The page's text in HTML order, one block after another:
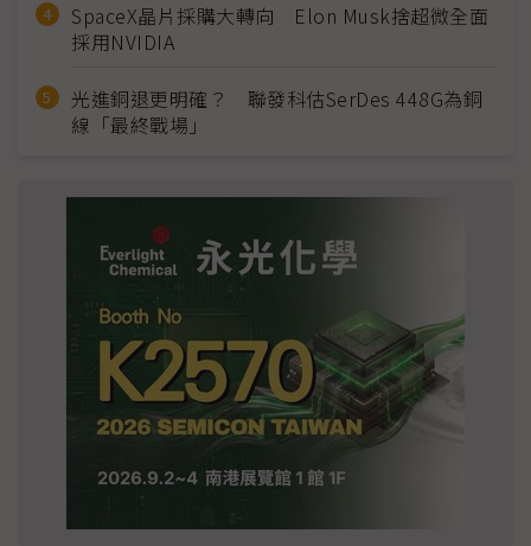
SpaceX晶片採購大轉向 Elon Musk捨超微全面
採用NVIDIA
光進銅退更明確？ 聯發科估SerDes 448G為銅
線「最終戰場」